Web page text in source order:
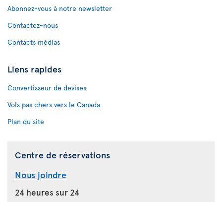
Abonnez-vous à notre newsletter
Contactez-nous
Contacts médias
Liens rapides
Convertisseur de devises
Vols pas chers vers le Canada
Plan du site
Centre de réservations
Nous joindre
24 heures sur 24